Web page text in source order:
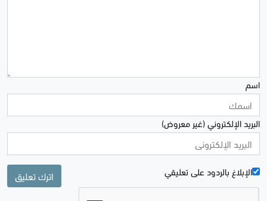
اسم
البريد الإلكتروني (غير معروض)
الإبلاغ بالردود علی تعليقي اترك تعليق